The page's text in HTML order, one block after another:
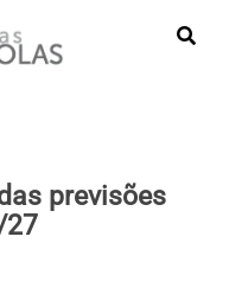
previsões
27